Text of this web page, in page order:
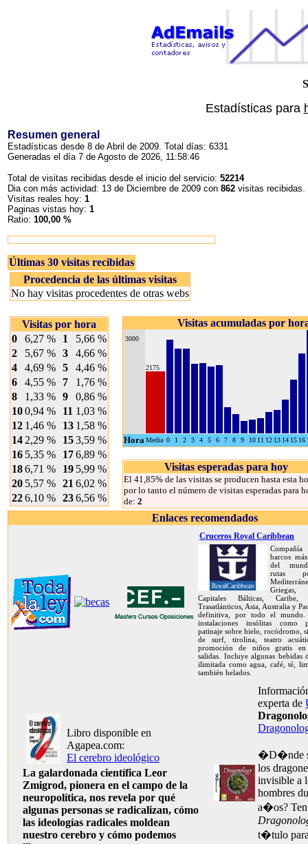
Estadísticas para
Resumen general
Estadísticas desde 8 de Abril de 2009. Total días: 6331
Generadas el día 7 de Agosto de 2026, 11:58:46
Total de visitas recibidas desde el inicio del servicio: 52214
Dia con más actividad: 13 de Diciembre de 2009 con 862 visitas recibidas.
Visitas reales hoy: 1
Paginas vistas hoy: 1
Ratio: 100,00 %
Últimas 30 visitas recibidas
Procedencia de las últimas visitas
No hay visitas procedentes de otras webs
Visitas por hora
0
6,27 % 1
5,66 %
2
5,67 % 3
4,66 %
4
4,69 % 5
4,46 %
6
4,55 % 7
1,76 %
8
1,33 % 9
0,86 %
100,94 % 11 1,03 %
12 1,46 % 13 1,58 %
14 2,29 % 153,59 %
16 5,35 % 176,89 %
186,71 % 19 5,99 %
20 5,57 % 21 6,02 %
226,10 % 236,56 %
Visitas acumuladas por
3000
2175
HoraMedia 0 1 2 3 4 5 6 7 8 9 10 11 12 13 14 15 16
Visitas esperadas para hoy
El 41,85% de las visitas se producen hasta esta
por lo tanto el número de visitas esperadas para
de: 2
Enlaces recomendados
Cruceros Royal Caribbean
barcos
del
rutas
Griegas,
Capitales Bálticas, Caribe,
Trasatlánticos, Asia, Australia y
definitiva, por todo el mundo.
instalaciones insólitas como
patinaje sobre hielo, rocódromo,
de surf, tirolina, teatro
promoción de niños gratis en
salidas. Incluye algunas bebidas
ilimitada como agua, café, té,
también helados.
Libro disponible en
Agapea.com:
El cerebro ideológico
La galardonada científica Leor
Zmigrod, pionera en el campo de la
neuropolítica, nos revela por qué
algunas personas se radicalizan, cómo
las ideologías radicales moldean
nuestro cerebro y cómo podemos
experta de
�D�nde
los
invisible a
hombres
a�os?
t�tulo